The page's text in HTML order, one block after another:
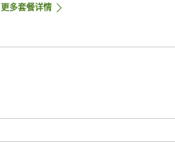
更多套餐详情